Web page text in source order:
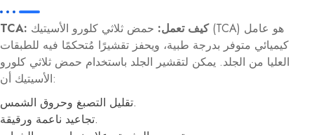
TCA: كيف تعمل: حمض ثلاثي كلورو الأسيتيك (TCA) هو عامل
كيميائي متوفر بدرجة طبية، ويحفز تقشيرًا مُتحكمًا فيه للطبقات
العليا من الجلد. يمكن لتقشير الجلد باستخدام حمض ثلاثي كلورو
الأسيتيك أن:
تقليل التصبغ وحروق الشمس.
تجاعيد ناعمة ورقيقة.